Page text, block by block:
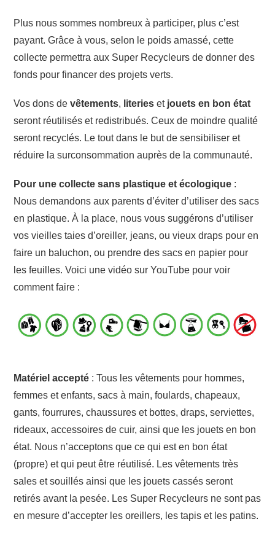
Plus nous sommes nombreux à participer, plus c’est
payant. Grâce à vous, selon le poids amassé, cette
collecte permettra aux Super Recycleurs de donner des
fonds pour financer des projets verts.
Vos dons devêtements, literies et jouets en bon état
seront réutilisés et redistribués. Ceux de moindre qualité
seront recyclés. Le tout dans le but de sensibiliser et
réduire la surconsommation auprès de la communauté.
Pour une collecte sans plastique et écologique :
Nous demandons aux parents d’éviter d’utiliser des sacs
en plastique. À la place, nous vous suggérons d’utiliser
vos vieilles taies d’oreiller, jeans, ou vieux draps pour en
faire un baluchon, ou prendre des sacs en papier pour
les feuilles. Voici une vidéo sur YouTube pour voir
comment faire :
Matériel accepté : Tous les vêtements pour hommes,
femmes et enfants, sacs à main, foulards, chapeaux,
gants, fourrures, chaussures et bottes, draps, serviettes,
rideaux, accessoires de cuir, ainsi que les jouets en bon
état. Nous n’acceptons que ce qui est en bon état
(propre) et qui peut être réutilisé. Les vêtements très
sales et souillés ainsi que les jouets cassés seront
retirés avant la pesée. Les Super Recycleurs ne sont pas
en mesure d’accepter les oreillers, les tapis et les patins.